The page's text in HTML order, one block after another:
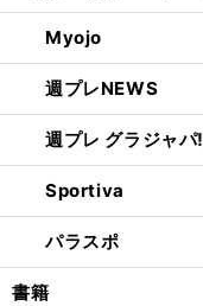
Myojo
週プレNEWS
週プレ グラジャパ!
Sportiva
パラスポ
書籍